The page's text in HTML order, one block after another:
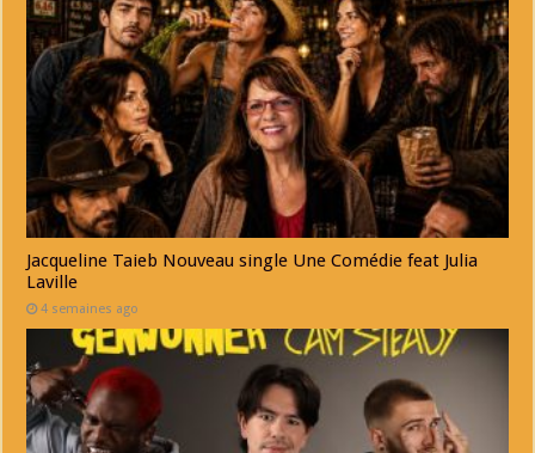
Jacqueline Taieb Nouveau single Une Comédie feat Julia
Laville
4 semaines ago